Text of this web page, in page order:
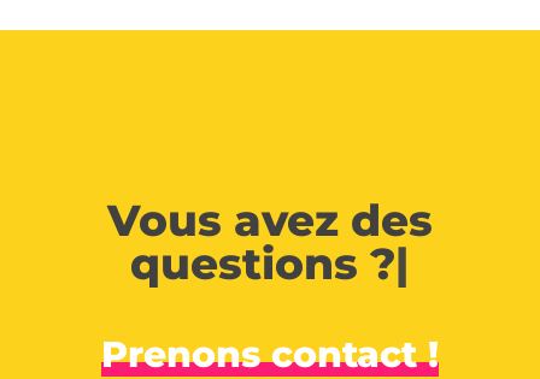
Vous avez des
questions ?|
Prenons contact !